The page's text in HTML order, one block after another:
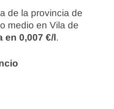
de la provincia de
medio en Vila de
en 0,007 €/l.